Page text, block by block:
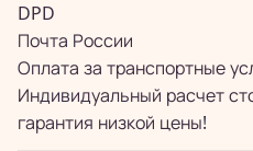
DPD
Почта России
Оплата за транспортные
Индивидуальный расчет
гарантия низкой цены!